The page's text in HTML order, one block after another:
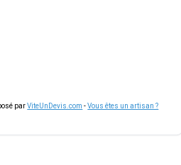
parViteUnDevis.com -Vous êtes un artisan ?